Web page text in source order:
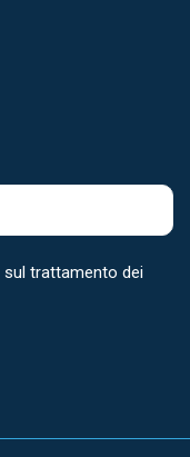
sul trattamento dei